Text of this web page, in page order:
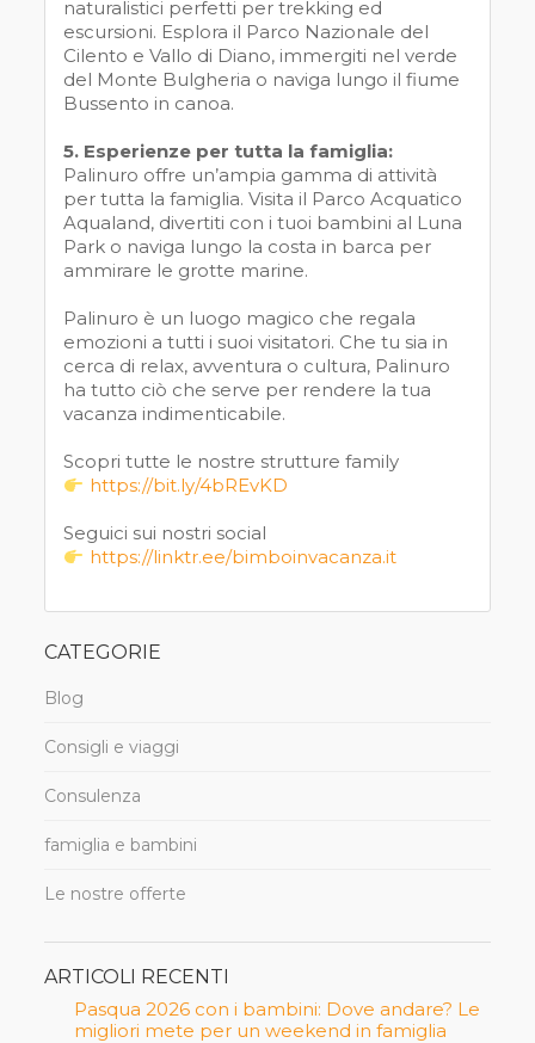
naturalistici perfetti per trekking ed
escursioni. Esplora il Parco Nazionale del
Cilento e Vallo di Diano, immergiti nel verde
del Monte Bulgheria o naviga lungo il fiume
Bussento in canoa.
5. Esperienze per tutta la famiglia:
Palinuro offre un’ampia gamma di attività
per tutta la famiglia. Visita il Parco Acquatico
Aqualand, divertiti con i tuoi bambini al Luna
Park o naviga lungo la costa in barca per
ammirare le grotte marine.
Palinuro è un luogo magico che regala
emozioni a tutti i suoi visitatori. Che tu sia in
cerca di relax, avventura o cultura, Palinuro
ha tutto ciò che serve per rendere la tua
vacanza indimenticabile.
Scopri tutte le nostre strutture family
https://bit.ly/4bREvKD
Seguici sui nostri social
https://linktr.ee/bimboinvacanza.it
CATEGORIE
Blog
Consigli e viaggi
Consulenza
famiglia e bambini
Le nostre offerte
ARTICOLI RECENTI
Pasqua 2026 con i bambini: Dove andare? Le
migliori mete per un weekend in famiglia